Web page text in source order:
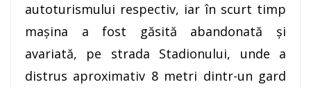
autoturismului respectiv, iar în scurt timp
maşina a fost găsită abandonată și
avariată, pe strada Stadionului, unde a
distrus aproximativ 8 metri dintr-un gard